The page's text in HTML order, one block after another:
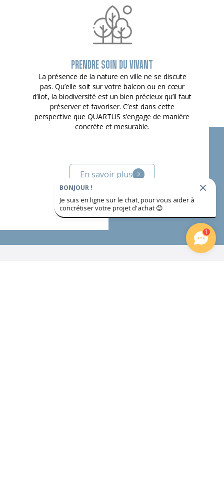
PRENDRE SOIN DU VIVANT
La présence de la nature en ville ne se discute
pas. Qu’elle soit sur votre balcon ou en cœur
d’ilot, la biodiversité est un bien précieux qu’il faut
préserver et favoriser. C’est dans cette
perspective que QUARTUS s’engage de manière
concrète et mesurable.
En savoir plus
1
BONJOUR !
Je suis en ligne sur le chat, pour vous aider à
concrétiser votre projet d'achat 😊